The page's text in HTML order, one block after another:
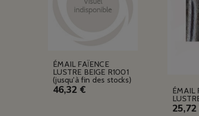
ÉMAIL FAÏENCE
LUSTRE BEIGE R1001
(jusqu'à fin des stocks)
46,32 €
ÉMAIL